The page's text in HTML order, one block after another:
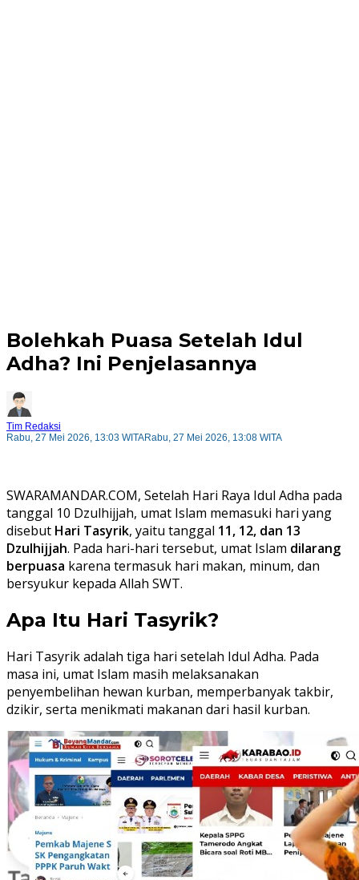
Bolehkah Puasa Setelah Idul
Adha? Ini Penjelasannya
Tim Redaksi
Rabu, 27 Mei 2026, 13:03 WITARabu, 27 Mei 2026, 13:08 WITA
SWARAMANDAR.COM, Setelah Hari Raya Idul Adha pada
tanggal 10 Dzulhijjah, umat Islam memasuki hari yang
disebut Hari Tasyrik, yaitu tanggal 11, 12, dan 13
Dzulhijjah. Pada hari-hari tersebut, umat Islam dilarang
berpuasa karena termasuk hari makan, minum, dan
bersyukur kepada Allah SWT.
Apa Itu Hari Tasyrik?
Hari Tasyrik adalah tiga hari setelah Idul Adha. Pada
masa ini, umat Islam masih melaksanakan
penyembelihan hewan kurban, memperbanyak takbir,
dzikir, serta menikmati makanan dari hasil kurban.